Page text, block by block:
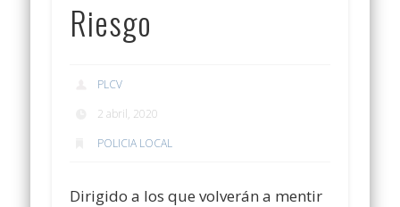
Riesgo
PLCV
2 abril, 2020
POLICIA LOCAL
Dirigido a los que volverán a mentir